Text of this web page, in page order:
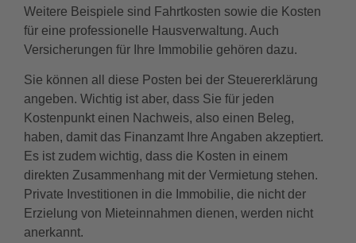
Weitere Beispiele sind Fahrtkosten sowie die Kosten
für eine professionelle Hausverwaltung. Auch
Versicherungen für Ihre Immobilie gehören dazu.
Sie können all diese Posten bei der Steuererklärung
angeben. Wichtig ist aber, dass Sie für jeden
Kostenpunkt einen Nachweis, also einen Beleg,
haben, damit das Finanzamt Ihre Angaben akzeptiert.
Es ist zudem wichtig, dass die Kosten in einem
direkten Zusammenhang mit der Vermietung stehen.
Private Investitionen in die Immobilie, die nicht der
Erzielung von Mieteinnahmen dienen, werden nicht
anerkannt.